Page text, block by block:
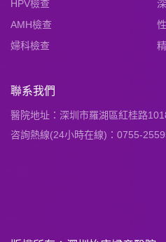
HPV檢查
AMH檢查
婦科檢查
聯系我們
醫院地址：深圳市羅湖區紅桂路
咨詢熱線(24小時在線)：0755-